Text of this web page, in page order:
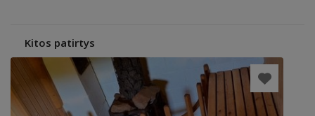
Kitos patirtys